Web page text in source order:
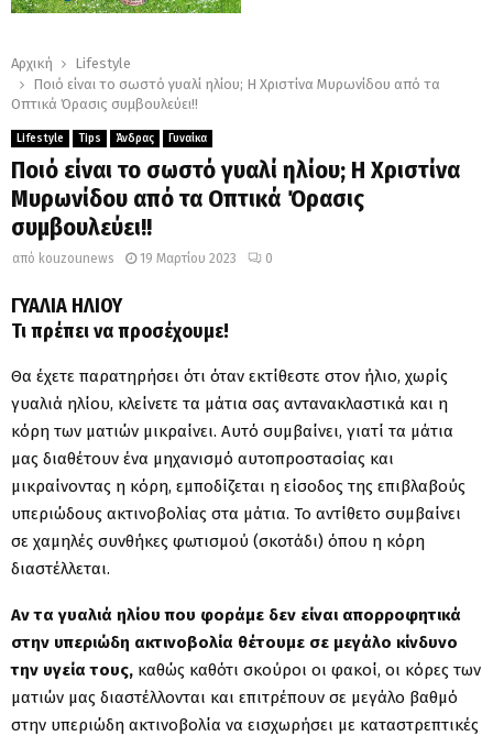
Αρχική
Lifestyle
Ποιό είναι το σωστό γυαλί ηλίου; Η Χριστίνα Μυρωνίδου από τα
Οπτικά Όρασις συμβουλεύει!!
Lifestyle Tips Άνδρας Γυναίκα
Ποιό είναι το σωστό γυαλί ηλίου; Η Χριστίνα
Μυρωνίδου από τα Οπτικά Όρασις
συμβουλεύει!!
από kouzounews 19 Μαρτίου 2023 0
ΓΥΑΛΙΑ ΗΛΙΟΥ
Τι πρέπει να προσέχουμε!
Θα έχετε παρατηρήσει ότι όταν εκτίθεστε στον ήλιο, χωρίς
γυαλιά ηλίου, κλείνετε τα μάτια σας αντανακλαστικά και η
κόρη των ματιών μικραίνει. Αυτό συμβαίνει, γιατί τα μάτια
μας διαθέτουν ένα μηχανισμό αυτοπροστασίας και
μικραίνοντας η κόρη, εμποδίζεται η είσοδος της επιβλαβούς
υπεριώδους ακτινοβολίας στα μάτια. Το αντίθετο συμβαίνει
σε χαμηλές συνθήκες φωτισμού (σκοτάδι) όπου η κόρη
διαστέλλεται.
Αν τα γυαλιά ηλίου που φοράμε δεν είναι απορροφητικά
στην υπεριώδη ακτινοβολία θέτουμε σε μεγάλο κίνδυνο
την υγεία τους, καθώς καθότι σκούροι οι φακοί, οι κόρες των
ματιών μας διαστέλλονται και επιτρέπουν σε μεγάλο βαθμό
στην υπεριώδη ακτινοβολία να εισχωρήσει με καταστρεπτικές